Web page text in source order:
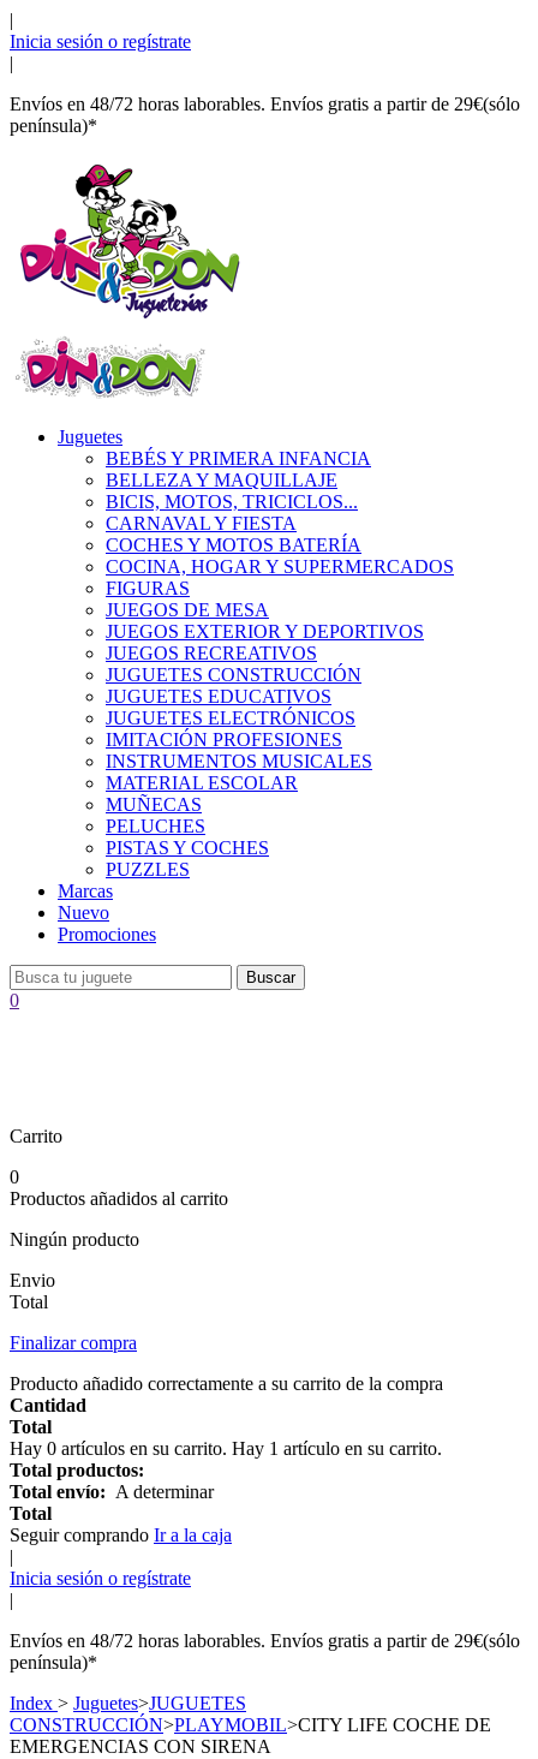
|
Inicia sesión o regístrate
|
Envíos en 48/72 horas laborables. Envíos gratis a partir de 29€(sólo
península)*
Juguetes
BEBÉS Y PRIMERA INFANCIA
BELLEZA Y MAQUILLAJE
BICIS, MOTOS, TRICICLOS...
CARNAVAL Y FIESTA
COCHES Y MOTOS BATERÍA
COCINA, HOGAR Y SUPERMERCADOS
FIGURAS
JUEGOS DE MESA
JUEGOS EXTERIOR Y DEPORTIVOS
JUEGOS RECREATIVOS
JUGUETES CONSTRUCCIÓN
JUGUETES EDUCATIVOS
JUGUETES ELECTRÓNICOS
IMITACIÓN PROFESIONES
INSTRUMENTOS MUSICALES
MATERIAL ESCOLAR
MUÑECAS
PELUCHES
PISTAS Y COCHES
PUZZLES
Marcas
Nuevo
Promociones
Buscar
0
Carrito
0
Productos añadidos al carrito
Ningún producto
Envio
Total
Finalizar compra
Producto añadido correctamente a su carrito de la compra
Cantidad
Total
Hay 0 artículos en su carrito. Hay 1 artículo en su carrito.
Total productos:
Total envío: A determinar
Total
Seguir comprando Ir a la caja
|
Inicia sesión o regístrate
|
Envíos en 48/72 horas laborables. Envíos gratis a partir de 29€(sólo
península)*
Index > Juguetes>JUGUETES
CONSTRUCCIÓN>PLAYMOBIL>CITY LIFE COCHE DE
EMERGENCIAS CON SIRENA